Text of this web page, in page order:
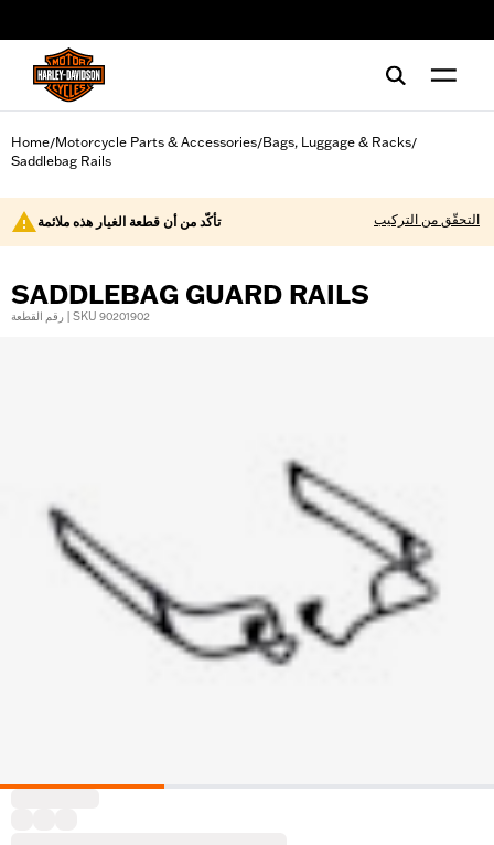
Home/Motorcycle Parts & Accessories/Bags, Luggage & Racks/
Saddlebag Rails
تأكّد من أن قطعة الغيار هذه ملائمة التحقّق من التركيب
SADDLEBAG GUARD RAILS
رقم القطعة | SKU 90201902